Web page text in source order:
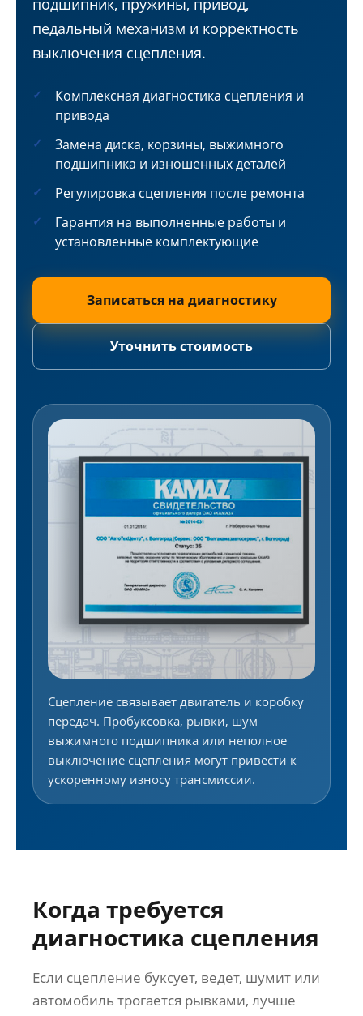
подшипник, пружины, привод,
педальный механизм и корректность
выключения сцепления.
Комплексная диагностика сцепления и
привода
Замена диска, корзины, выжимного
подшипника и изношенных деталей
Регулировка сцепления после ремонта
Гарантия на выполненные работы и
установленные комплектующие
Записаться на диагностику
Уточнить стоимость
Сцепление связывает двигатель и коробку
передач. Пробуксовка, рывки, шум
выжимного подшипника или неполное
выключение сцепления могут привести к
ускоренному износу трансмиссии.
Когда требуется
диагностика сцепления
Если сцепление буксует, ведет, шумит или
автомобиль трогается рывками, лучше